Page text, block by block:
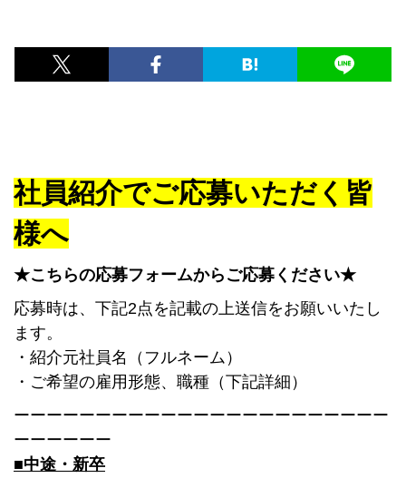
社員紹介でご応募いただく皆
様へ
★こちらの応募フォームからご応募ください★
応募時は、下記2点を記載の上送信をお願いいたし
ます。
・紹介元社員名（フルネーム）
・ご希望の雇用形態、 職種（下記詳細）
ーーーーーーーーーーーーーーーーーーーーーーー
ーーーーーー
■中途・新卒